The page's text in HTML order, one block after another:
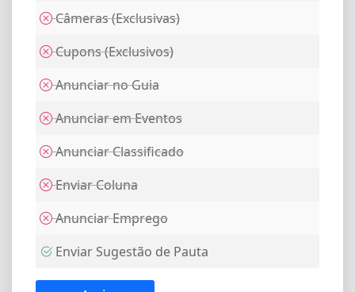
Câmeras (Exclusivas)
Cupons (Exclusivos)
Anunciar no Guia
Anunciar em Eventos
Anunciar Classificado
Enviar Coluna
Anunciar Emprego
Enviar Sugestão de Pauta